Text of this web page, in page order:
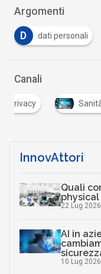
Argomenti
D dati personali
Canali
Privacy
InnovAttori
Quali
physical
22 Lug 2026
AI in
10 Lug 2026